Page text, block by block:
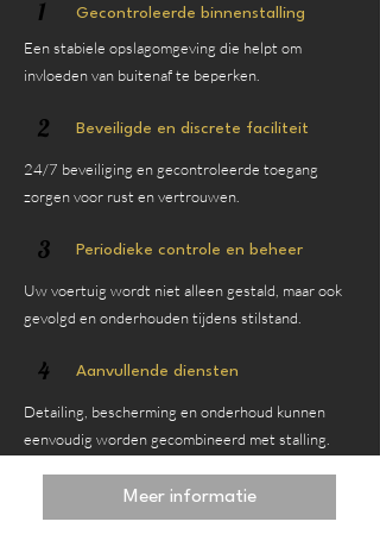
1 Gecontroleerde binnenstalling
Een stabiele opslagomgeving die helpt om
invloeden van buitenaf te beperken.
2 Beveiligde en discrete faciliteit
24/7 beveiliging en gecontroleerde toegang
zorgen voor rust en vertrouwen.
3 Periodieke controle en beheer
Uw voertuig wordt niet alleen gestald, maar ook
gevolgd en onderhouden tijdens stilstand.
4 Aanvullende diensten
Detailing, bescherming en onderhoud kunnen
eenvoudig worden gecombineerd met stalling.
Meer informatie